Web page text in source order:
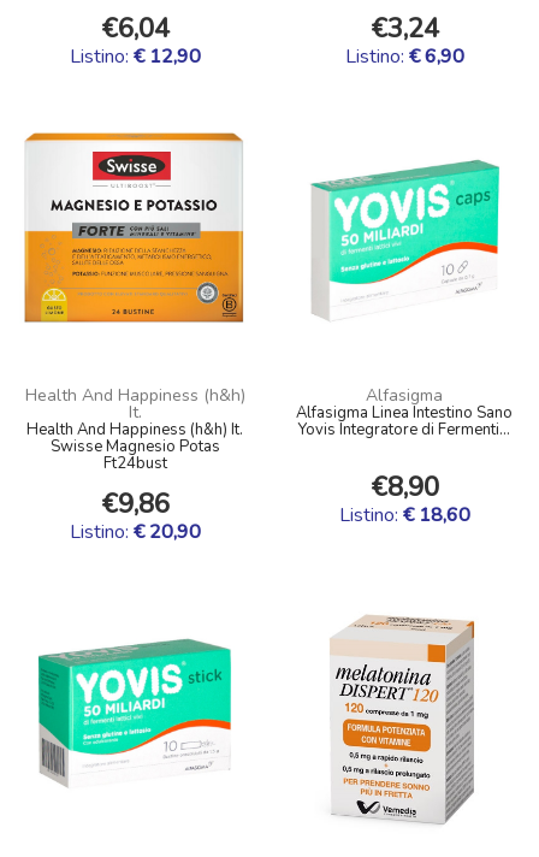
€6,04
Listino: € 12,90
€3,24
Listino: € 6,90
Health And Happiness (h&h)
It.
Health And Happiness (h&h) It.
Swisse Magnesio Potas
Ft24bust
€9,86
Listino: € 20,90
Alfasigma
Alfasigma Linea Intestino Sano
Yovis Integratore di Fermenti...
€8,90
Listino: € 18,60